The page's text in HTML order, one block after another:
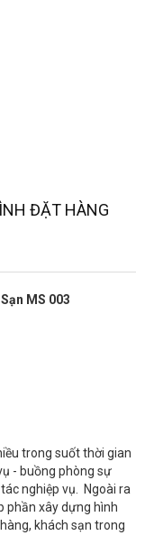
ĐẶT HÀNG
MS 003
trong suốt thời gian
- buồng phòng sự
nghiệp vụ. Ngoài ra
phần xây dựng hình
khách sạn trong